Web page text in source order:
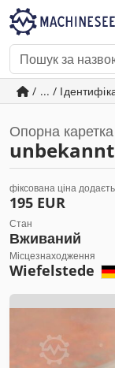
/ ... /
Опорна каретка
unbekannt
фіксована ціна
195 EUR
Стан
Вживаний
Місцезнаходження
Wiefelstede